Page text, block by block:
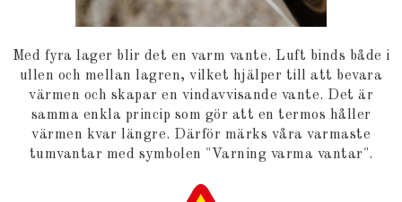
Med fyra lager blir det en varm vante. Luft binds både i
ullen och mellan lagren, vilket hjälper till att bevara
värmen och skapar en vindavvisande vante. Det är
samma enkla princip som gör att en termos håller
värmen kvar längre. Därför märks våra varmaste
tumvantar med symbolen "Varning varma vantar".